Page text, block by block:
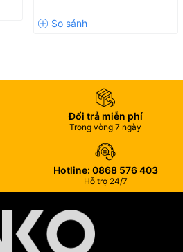
Đổi trả miễn phí
Trong vòng 7 ngày
Hotline: 0868 576 403
Hỗ trợ 24/7